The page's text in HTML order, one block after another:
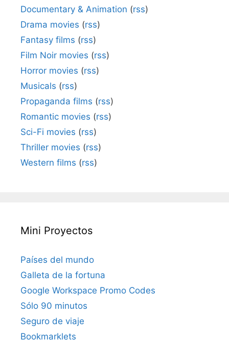
Documentary & Animation (rss)
Drama movies (rss)
Fantasy films (rss)
Film Noir movies (rss)
Horror movies (rss)
Musicals (rss)
Propaganda films (rss)
Romantic movies (rss)
Sci-Fi movies (rss)
Thriller movies (rss)
Western films (rss)
Mini Proyectos
Países del mundo
Galleta de la fortuna
Google Workspace Promo Codes
Sólo 90 minutos
Seguro de viaje
Bookmarklets